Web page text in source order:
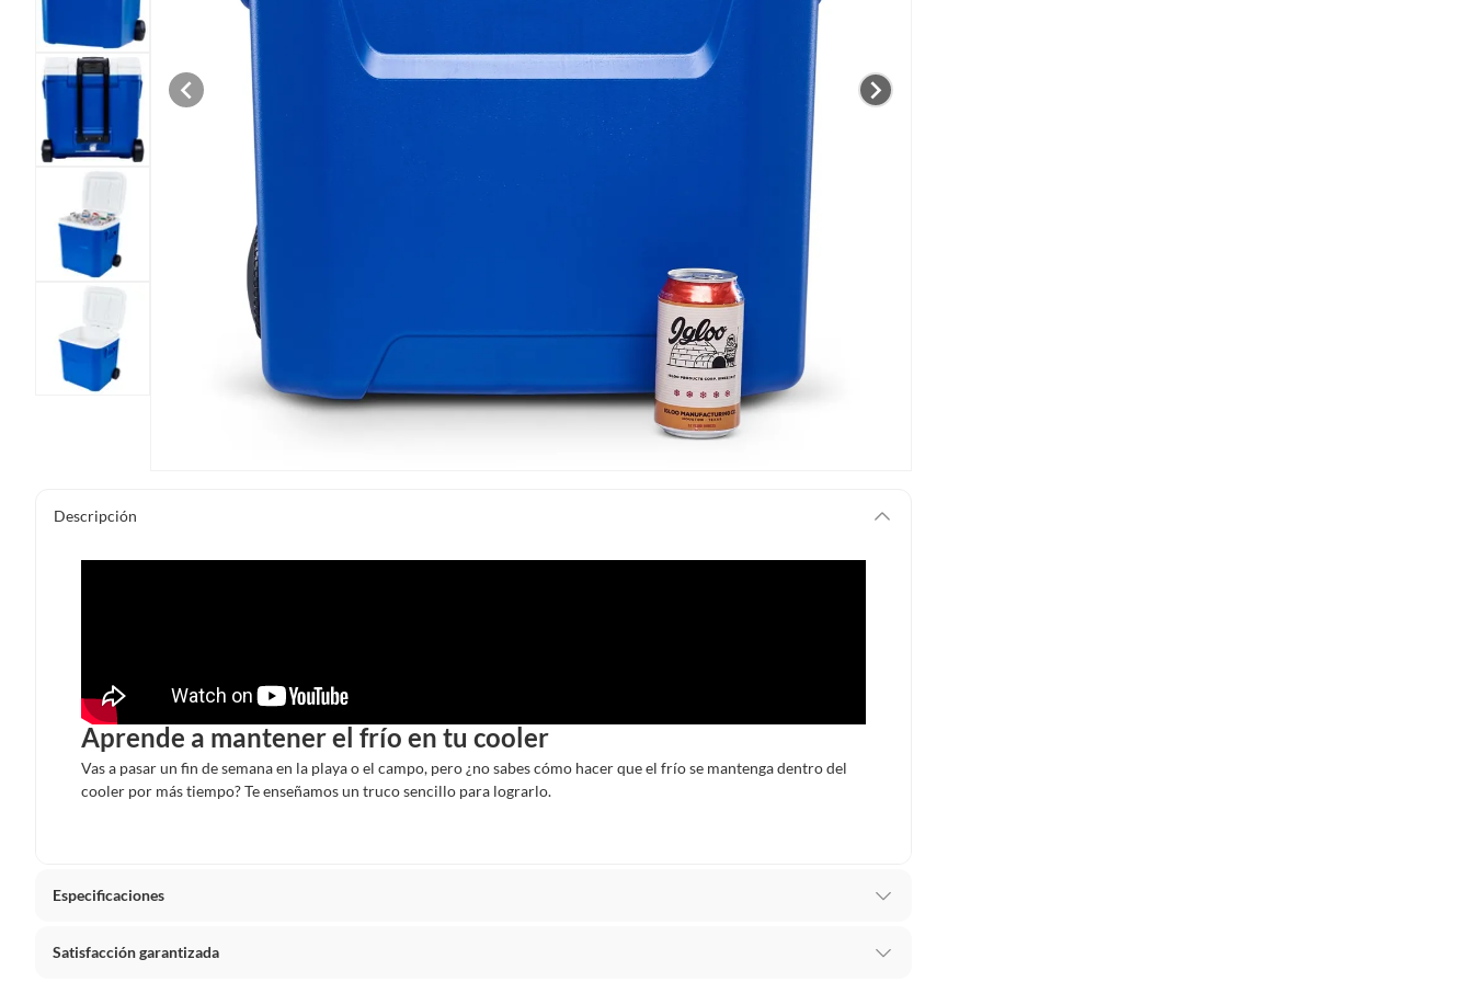
Descripción
Aprende a mantener el frío en tu cooler
Vas a pasar un fin de semana en la playa o el campo, pero ¿no sabes cómo hacer que el frío se mantenga dentro del
cooler por más tiempo? Te enseñamos un truco sencillo para lograrlo.
Especificaciones
Detalle de la garantía
Satisfacción garantizada